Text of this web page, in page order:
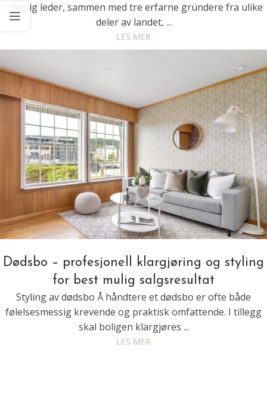
- daglig leder, sammen med tre erfarne gründere fra ulike
deler av landet, ...
LES MER
Dødsbo – profesjonell klargjøring og styling
for best mulig salgsresultat
Styling av dødsbo Å håndtere et dødsbo er ofte både
følelsesmessig krevende og praktisk omfattende. I tillegg
skal boligen klargjøres ...
LES MER